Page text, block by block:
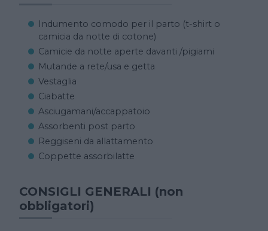
Indumento comodo per il parto (t-shirt o
camicia da notte di cotone)
Camicie da notte aperte davanti /pigiami
Mutande a rete/usa e getta
Vestaglia
Ciabatte
Asciugamani/accappatoio
Assorbenti post parto
Reggiseni da allattamento
Coppette assorbilatte
CONSIGLI GENERALI (non
obbligatori)